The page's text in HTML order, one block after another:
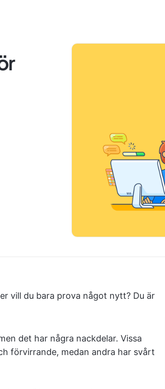
vill du bara prova något nytt? Du är
det har några nackdelar. Vissa
förvirrande, medan andra har svårt